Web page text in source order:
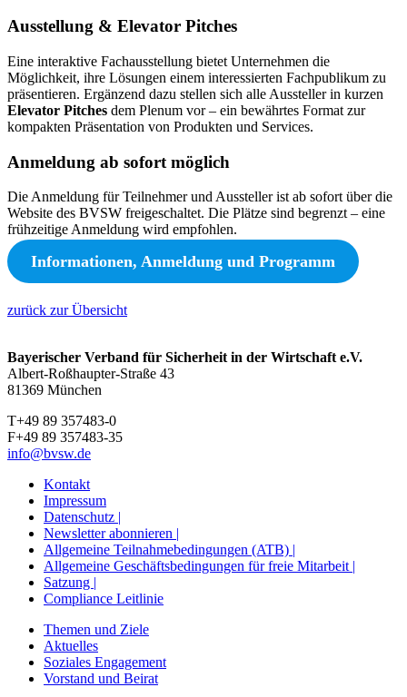
Ausstellung & Elevator Pitches
Eine interaktive Fachausstellung bietet Unternehmen die
Möglichkeit, ihre Lösungen einem interessierten Fachpublikum zu
präsentieren. Ergänzend dazu stellen sich alle Aussteller in kurzen
Elevator Pitches dem Plenum vor – ein bewährtes Format zur
kompakten Präsentation von Produkten und Services.
Anmeldung ab sofort möglich
Die Anmeldung für Teilnehmer und Aussteller ist ab sofort über die
Website des BVSW freigeschaltet. Die Plätze sind begrenzt – eine
frühzeitige Anmeldung wird empfohlen.
Informationen, Anmeldung und Programm
zurück zur Übersicht
Bayerischer Verband für Sicherheit in der Wirtschaft e.V.
Albert-Roßhaupter-Straße 43
81369 München
T+49 89 357483-0
F+49 89 357483-35
info@bvsw.de
Kontakt
Impressum
Datenschutz |
Newsletter abonnieren |
Allgemeine Teilnahmebedingungen (ATB) |
Allgemeine Geschäftsbedingungen für freie Mitarbeit |
Satzung |
Compliance Leitlinie
Themen und Ziele
Aktuelles
Soziales Engagement
Vorstand und Beirat